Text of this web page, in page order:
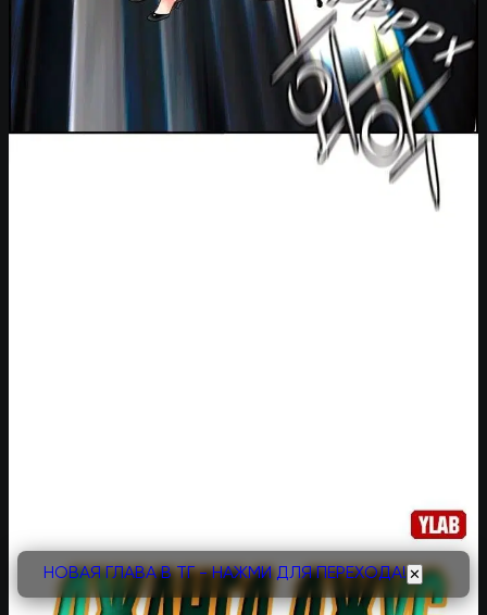
НОВАЯ ГЛАВА В ТГ - НАЖМИ ДЛЯ ПЕРЕХОДА! ✕